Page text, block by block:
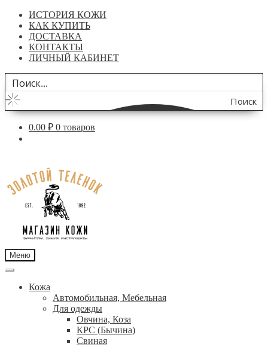
ИСТОРИЯ КОЖИ
КАК КУПИТЬ
ДОСТАВКА
КОНТАКТЫ
ЛИЧНЫЙ КАБИНЕТ
Поиск
по
0.00 ₽ 0 товаров
навигации
содержимому
Меню
Кожа
Автомобильная, Мебельная
Для одежды
Овчина, Коза
КРС (Бычина)
Свиная